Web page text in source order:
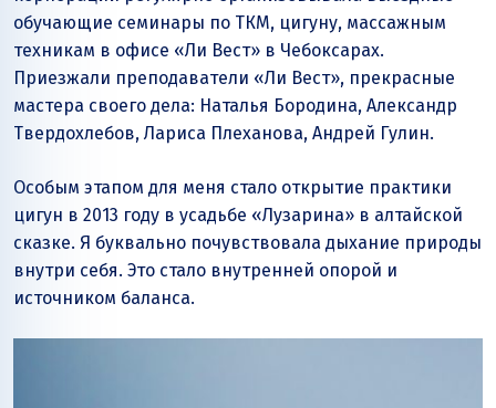
обучающие семинары по ТКМ, цигуну, массажным
техникам в офисе «Ли Вест» в Чебоксарах.
Приезжали преподаватели «Ли Вест», прекрасные
мастера своего дела: Наталья Бородина, Александр
Твердохлебов, Лариса Плеханова, Андрей Гулин.
Особым этапом для меня стало открытие практики
цигун в 2013 году в усадьбе «Лузарина» в алтайской
сказке. Я буквально почувствовала дыхание природы
внутри себя. Это стало внутренней опорой и
источником баланса.